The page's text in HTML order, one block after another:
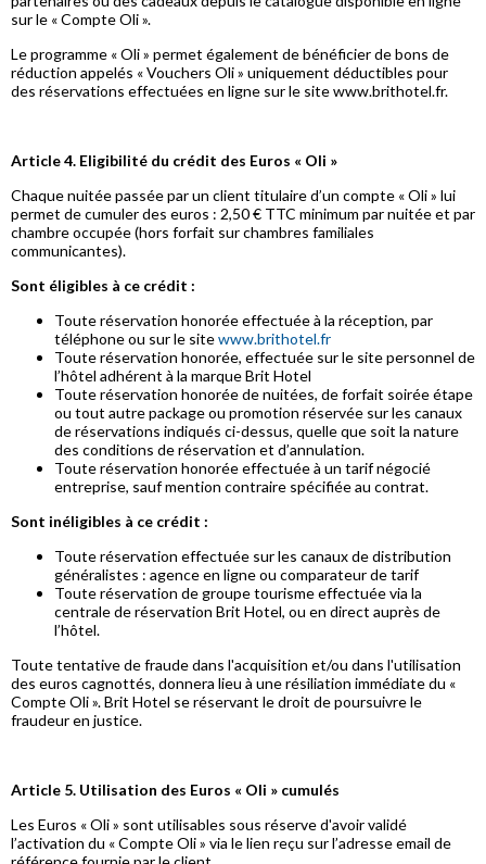
sur le « Compte Oli ».
Le programme « Oli » permet également de bénéficier de bons de
réduction appelés « Vouchers Oli » uniquement déductibles pour
des réservations effectuées en ligne sur le site www.brithotel.fr.
Article 4. Eligibilité du crédit des Euros « Oli »
Chaque nuitée passée par un client titulaire d’un compte « Oli » lui
permet de cumuler des euros : 2,50 € TTC minimum par nuitée et par
chambre occupée (hors forfait sur chambres familiales
communicantes).
Sont éligibles à ce crédit :
Toute réservation honorée effectuée à la réception, par
téléphone ou sur le sitewww.brithotel.fr
Toute réservation honorée, effectuée sur le site personnel de
l’hôtel adhérent à la marque Brit Hotel
Toute réservation honorée de nuitées, de forfait soirée étape
ou tout autre package ou promotion réservée sur les canaux
de réservations indiqués ci-dessus, quelle que soit la nature
des conditions de réservation et d’annulation.
Toute réservation honorée effectuée à un tarif négocié
entreprise, sauf mention contraire spécifiée au contrat.
Sont inéligibles à ce crédit :
Toute réservation effectuée sur les canaux de distribution
généralistes : agence en ligne ou comparateur de tarif
Toute réservation de groupe tourisme effectuée via la
centrale de réservation Brit Hotel, ou en direct auprès de
l’hôtel.
Toute tentative de fraude dans l'acquisition et/ou dans l'utilisation
des euros cagnottés, donnera lieu à une résiliation immédiate du «
Compte Oli ». Brit Hotel se réservant le droit de poursuivre le
fraudeur en justice.
Article 5. Utilisation des Euros « Oli » cumulés
Les Euros « Oli » sont utilisables sous réserve d'avoir validé
l’activation du « Compte Oli » via le lien reçu sur l’adresse email de